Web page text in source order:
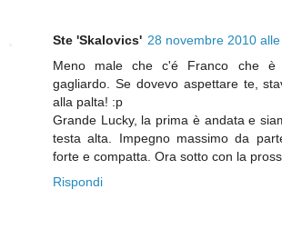
Ste 'Skalovics' 28 novembre 2010
Meno male che c'é Franco che è
gagliardo. Se dovevo aspettare te,
alla palta! :p
Grande Lucky, la prima è andata e
testa alta. Impegno massimo da
forte e compatta. Ora sotto con la
Rispondi